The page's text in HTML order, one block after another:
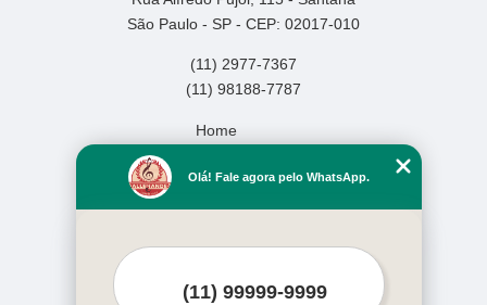
São Paulo - SP - CEP: 02017-010
(11) 2977-7367
(11) 98188-7787
Home
Missão
Olá! Fale agora pelo WhatsApp.